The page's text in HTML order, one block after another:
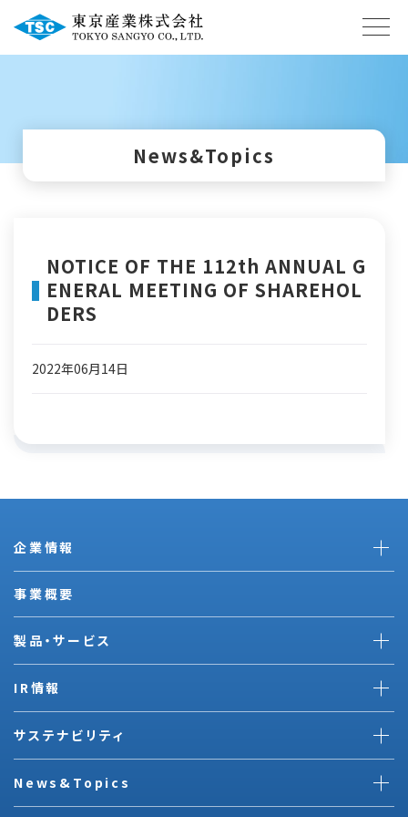
News&Topics
NOTICE OF THE 112th ANNUAL G
ENERAL MEETING OF SHAREHOL
DERS
2022年06月14日
企業情報
事業概要
製品・サービス
IR情報
サステナビリティ
News&Topics